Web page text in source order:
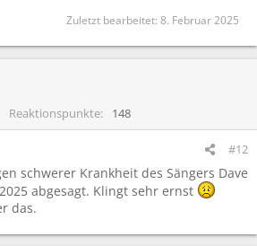
Zuletzt bearbeitet: 8. Februar 2025
Reaktionspunkte 148
#12
schwerer Krankheit des Sängers Dave
abgesagt. Klingt sehr ernst
das.